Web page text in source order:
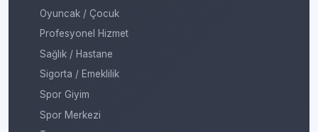
Oyuncak / Çocuk
Profesyonel Hizmet
Sağlık / Hastane
Sigorta / Emeklilik
Spor Giyim
Spor Merkezi